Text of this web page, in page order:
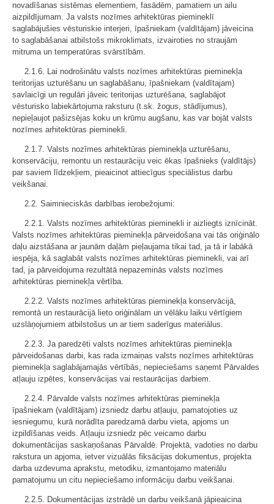
novadīšanas sistēmas elementiem, fasādēm, pamatiem un ailu
aizpildījumam. Ja valsts nozīmes arhitektūras piemineklī
saglabājušies vēsturiskie interjeri, īpašniekam (valdītājam) jāveicina
to saglabāšanai atbilstošs mikroklimats, izvairoties no straujām
mitruma un temperatūras svārstībām.
2.1.6. Lai nodrošinātu valsts nozīmes arhitektūras pieminekļa
teritorijas uzturēšanu un saglabāšanu, īpašniekam (valdītajam)
savlaicīgi un regulāri jāveic teritorijas uzturēšana, saglabājot
vēsturisko labiekārtojuma raksturu (t.sk. žogus, stādījumus),
nepieļaujot pašizsējas koku un krūmu augšanu, kas var bojāt valsts
nozīmes arhitektūras pieminekli.
2.1.7. Valsts nozīmes arhitektūras pieminekļa uzturēšanu,
konservāciju, remontu un restaurāciju veic ēkas īpašnieks (valdītājs)
par saviem līdzekļiem, pieaicinot attiecīgus speciālistus darbu
veikšanai.
2.2. Saimnieciskās darbības ierobežojumi:
2.2.1. Valsts nozīmes arhitektūras pieminekli ir aizliegts iznīcināt.
Valsts nozīmes arhitektūras pieminekļa pārveidošana vai tās oriģinālo
daļu aizstāšana ar jaunām daļām pieļaujama tikai tad, ja tā ir labākā
iespēja, kā saglabāt valsts nozīmes arhitektūras pieminekli, vai arī
tad, ja pārveidojuma rezultātā nepazeminās valsts nozīmes
arhitektūras pieminekļa vērtība.
2.2.2. Valsts nozīmes arhitektūras pieminekļa konservācijā,
remontā un restaurācijā lieto oriģinālam un vēlāku laiku vērtīgiem
uzslāņojumiem atbilstošus un ar tiem saderīgus materiālus.
2.2.3. Ja paredzēti valsts nozīmes arhitektūras pieminekļa
pārveidošanas darbi, kas rada izmaiņas valsts nozīmes arhitektūras
pieminekļa saglabājamajās vērtībās, nepieciešams saņemt Pārvaldes
atļauju izpētes, konservācijas vai restaurācijas darbiem.
2.2.4. Pārvalde valsts nozīmes arhitektūras pieminekļa
īpašniekam (valdītājam) izsniedz darbu atļauju, pamatojoties uz
iesniegumu, kurā norādīta paredzamā darbu vieta, apjoms un
izpildīšanas veids. Atļauju izsniedz pēc veicamo darbu
dokumentācijas saskaņošanas Pārvaldē. Projektā, vadoties no darbu
rakstura un apjoma, ietver vizuālās fiksācijas dokumentus, projekta
darba uzdevuma aprakstu, metodiku, izmantojamo materiālu
pamatojumu un citu nepieciešamo informāciju darbu veikšanai.
2.2.5. Dokumentācijas izstrādē un darbu veikšanā jāpieaicina